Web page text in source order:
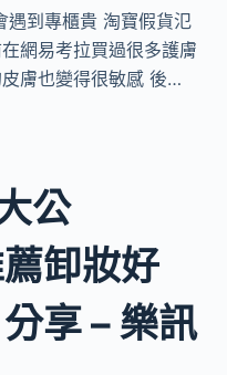
遇到專櫃貴 淘寶假貨氾
網易考拉買過很多護膚
膚也變得很敏感 後…
公
卸妝好
享 – 樂訊